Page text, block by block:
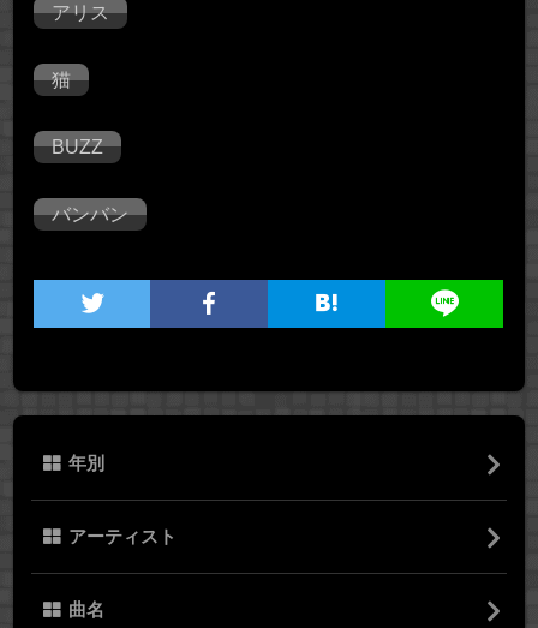
アリス
猫
BUZZ
バンバン
年別
アーティスト
曲名